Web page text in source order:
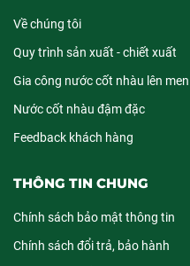
Về chúng tôi
Quy trình sản xuất - chiết xuất
Gia công nước cốt nhàu lên men
Nước cốt nhàu đậm đặc
Feedback khách hàng
THÔNG TIN CHUNG
Chính sách bảo mật thông tin
Chính sách đổi trả, bảo hành